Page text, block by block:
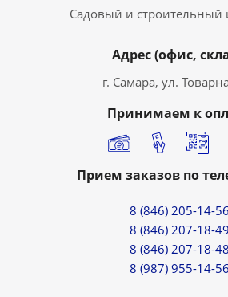
Садовый и строительный
Адрес (офис,
г. Самара, ул.
Принимаем к
Прием заказов по
8 (846) 205-14-56
8 (846) 207-18-49
8 (846) 207-18-48
8 (987) 955-14-56